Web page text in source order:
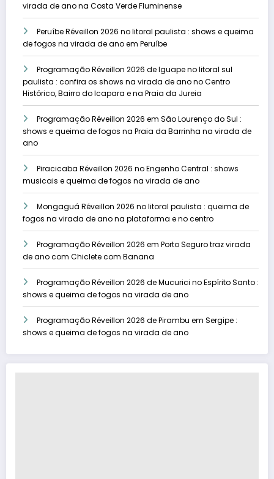
virada de ano na Costa Verde Fluminense
Peruíbe Réveillon 2026 no litoral paulista : shows e queima
de fogos na virada de ano em Peruíbe
Programação Réveillon 2026 de Iguape no litoral sul
paulista : confira os shows na virada de ano no Centro
Histórico, Bairro do Icapara e na Praia da Jureia
Programação Réveillon 2026 em São Lourenço do Sul :
shows e queima de fogos na Praia da Barrinha na virada de
ano
Piracicaba Réveillon 2026 no Engenho Central : shows
musicais e queima de fogos na virada de ano
Mongaguá Réveillon 2026 no litoral paulista : queima de
fogos na virada de ano na plataforma e no centro
Programação Réveillon 2026 em Porto Seguro traz virada
de ano com Chiclete com Banana
Programação Réveillon 2026 de Mucurici no Espírito Santo :
shows e queima de fogos na virada de ano
Programação Réveillon 2026 de Pirambu em Sergipe :
shows e queima de fogos na virada de ano